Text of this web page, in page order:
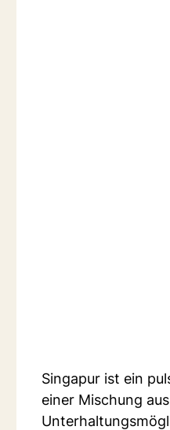
Singapur ist ein
einer Mischung